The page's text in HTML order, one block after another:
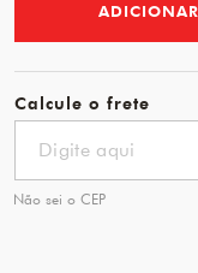
Calcule o frete
Não sei o CEP